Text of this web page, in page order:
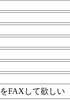
FAXして欲しい